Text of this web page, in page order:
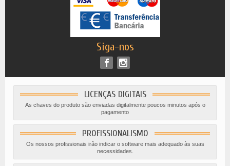
Siga-nos
LICENÇAS DIGITAIS
As chaves do produto são enviadas digitalmente poucos minutos após o
pagamento
PROFISSIONALISMO
Os nossos profissionais irão indicar o software mais adequado às suas
necessidades.